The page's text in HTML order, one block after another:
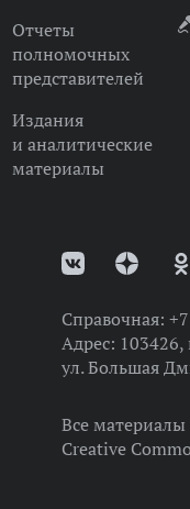
Отчеты
полномочных
представителей
Издания
и аналитические
материалы
Справочная:
Адрес: 103426,
ул. Большая
Все
Creative